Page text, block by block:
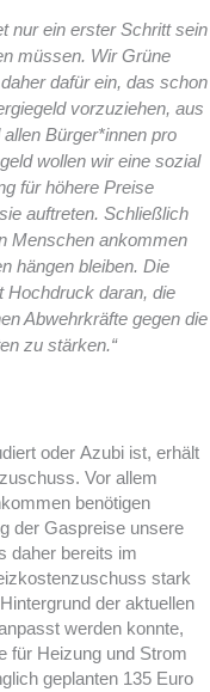
nur ein erster Schritt sein
müssen. Wir Grüne
dafür ein, das schon
vorzuziehen, aus
Bürger*innen pro
wollen wir eine sozial
für höhere Preise
auftreten. Schließlich
Menschen ankommen
hängen bleiben. Die
Hochdruck daran, die
Abwehrkräfte gegen die
zu stärken.“
oder Azubi ist, erhält
Vor allem
benötigen
der Gaspreise unsere
daher bereits im
stark
der aktuellen
werden konnte,
für Heizung und Strom
geplanten 135 Euro